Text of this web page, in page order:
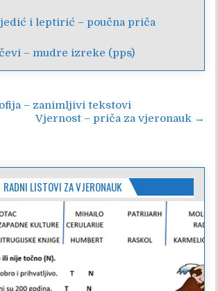
i leptirić – poučna priča
– mudre izreke (pps)
– zanimljivi tekstovi
Vjernost – priča za vjeronauk →
RADNI LISTOVI ZA VJERONAUK